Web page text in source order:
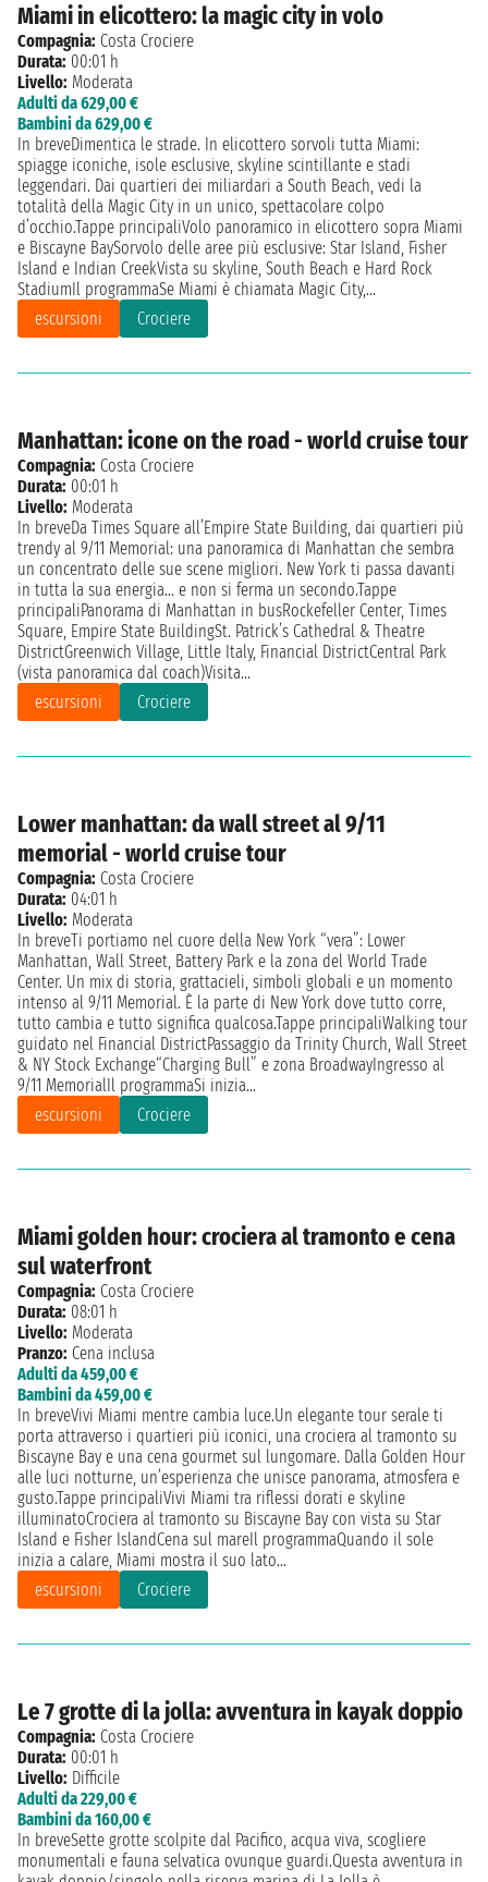
Miami in elicottero: la magic city in volo
Compagnia: Costa Crociere
Durata: 00:01 h
Livello: Moderata
Adulti da 629,00 €
Bambini da 629,00 €
In breveDimentica le strade. In elicottero sorvoli tutta Miami:
spiagge iconiche, isole esclusive, skyline scintillante e stadi
leggendari. Dai quartieri dei miliardari a South Beach, vedi la
totalità della Magic City in un unico, spettacolare colpo
d’occhio.Tappe principaliVolo panoramico in elicottero sopra Miami
e Biscayne BaySorvolo delle aree più esclusive: Star Island, Fisher
Island e Indian CreekVista su skyline, South Beach e Hard Rock
StadiumIl programmaSe Miami è chiamata Magic City,...
escursioni
Crociere
Manhattan: icone on the road - world cruise tour
Compagnia: Costa Crociere
Durata: 00:01 h
Livello: Moderata
In breveDa Times Square all’Empire State Building, dai quartieri più
trendy al 9/11 Memorial: una panoramica di Manhattan che sembra
un concentrato delle sue scene migliori. New York ti passa davanti
in tutta la sua energia… e non si ferma un secondo.Tappe
principaliPanorama di Manhattan in busRockefeller Center, Times
Square, Empire State BuildingSt. Patrick’s Cathedral & Theatre
DistrictGreenwich Village, Little Italy, Financial DistrictCentral Park
(vista panoramica dal coach)Visita...
escursioni
Crociere
Lower manhattan: da wall street al 9/11
memorial - world cruise tour
Compagnia: Costa Crociere
Durata: 04:01 h
Livello: Moderata
In breveTi portiamo nel cuore della New York “vera”: Lower
Manhattan, Wall Street, Battery Park e la zona del World Trade
Center. Un mix di storia, grattacieli, simboli globali e un momento
intenso al 9/11 Memorial. È la parte di New York dove tutto corre,
tutto cambia e tutto significa qualcosa.Tappe principaliWalking tour
guidato nel Financial DistrictPassaggio da Trinity Church, Wall Street
& NY Stock Exchange“Charging Bull” e zona BroadwayIngresso al
9/11 MemorialIl programmaSi inizia...
escursioni
Crociere
Miami golden hour: crociera al tramonto e cena
sul waterfront
Compagnia: Costa Crociere
Durata: 08:01 h
Livello: Moderata
Pranzo: Cena inclusa
Adulti da 459,00 €
Bambini da 459,00 €
In breveVivi Miami mentre cambia luce.Un elegante tour serale ti
porta attraverso i quartieri più iconici, una crociera al tramonto su
Biscayne Bay e una cena gourmet sul lungomare. Dalla Golden Hour
alle luci notturne, un’esperienza che unisce panorama, atmosfera e
gusto.Tappe principaliVivi Miami tra riflessi dorati e skyline
illuminatoCrociera al tramonto su Biscayne Bay con vista su Star
Island e Fisher IslandCena sul mareIl programmaQuando il sole
inizia a calare, Miami mostra il suo lato...
escursioni
Crociere
Le 7 grotte di la jolla: avventura in kayak doppio
Compagnia: Costa Crociere
Durata: 00:01 h
Livello: Difficile
Adulti da 229,00 €
Bambini da 160,00 €
In breveSette grotte scolpite dal Pacifico, acqua viva, scogliere
monumentali e fauna selvatica ovunque guardi.Questa avventura in